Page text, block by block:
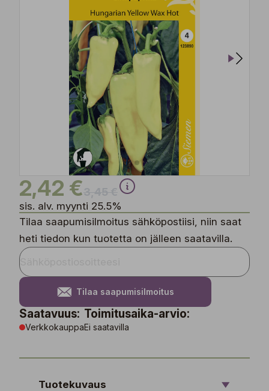
2,42 €
sis. alv. myynti 25.5%
Tilaa saapumisilmoitus sähköpostiisi, niin saat
heti tiedon kun tuotetta on jälleen saatavilla.
Tilaa saapumisilmoitus
Saatavuus:
Verkkokauppa
Toimitusaika-arvio:
Ei saatavilla
Tuotekuvaus